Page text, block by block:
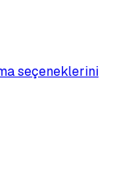
seçeneklerini